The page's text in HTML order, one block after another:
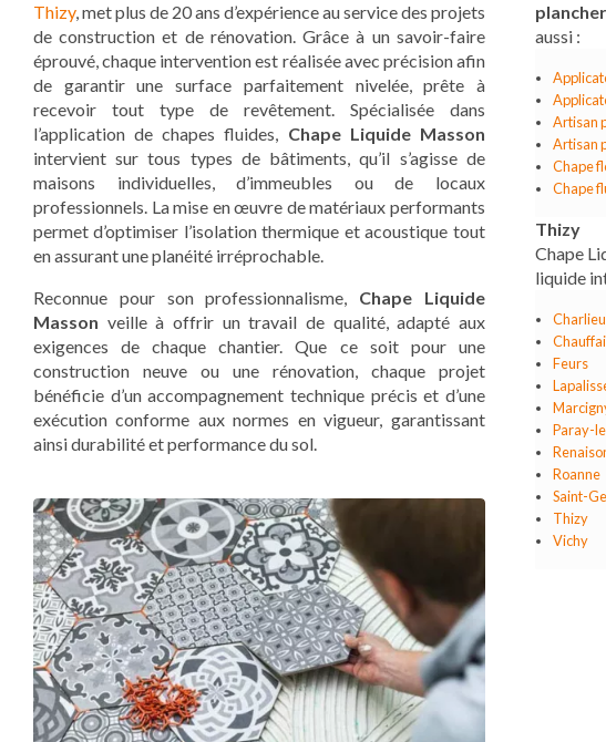
Thizy, met plus de 20 ans d’expérience au service des projets
de construction et de rénovation. Grâce à un savoir-faire
éprouvé, chaque intervention est réalisée avec précision afin
de garantir une surface parfaitement nivelée, prête à
recevoir tout type de revêtement. Spécialisée dans
l’application de chapes fluides, Chape Liquide Masson
intervient sur tous types de bâtiments, qu’il s’agisse de
maisons individuelles, d’immeubles ou de locaux
professionnels. La mise en œuvre de matériaux performants
permet d’optimiser l’isolation thermique et acoustique tout
en assurant une planéité irréprochable.
Reconnue pour son professionnalisme, Chape Liquide
Masson veille à offrir un travail de qualité, adapté aux
exigences de chaque chantier. Que ce soit pour une
construction neuve ou une rénovation, chaque projet
bénéficie d’un accompagnement technique précis et d’une
exécution conforme aux normes en vigueur, garantissant
ainsi durabilité et performance du sol.
aussi :
Artisan
Artisan
Chape
Chape
Thizy
Chape
liquide
Charlieu
Feurs
Paray-
Roanne
Saint-
Thizy
Vichy